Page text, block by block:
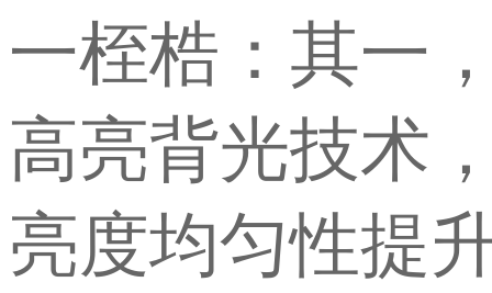
一桎梏：其一
高亮背光技术
亮度均匀性提